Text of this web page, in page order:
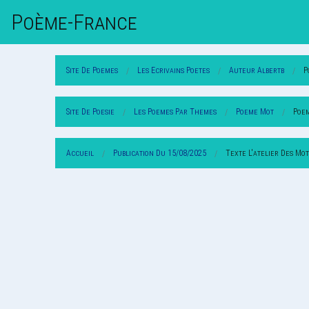
Poème-FrAnce
Site De Poemes Les Ecrivains Poetes Auteur Albertb
Site De Poesie Les Poemes Par Themes Poeme Mot
Accueil Publication Du 15/08/2025 Texte L'atelier Des